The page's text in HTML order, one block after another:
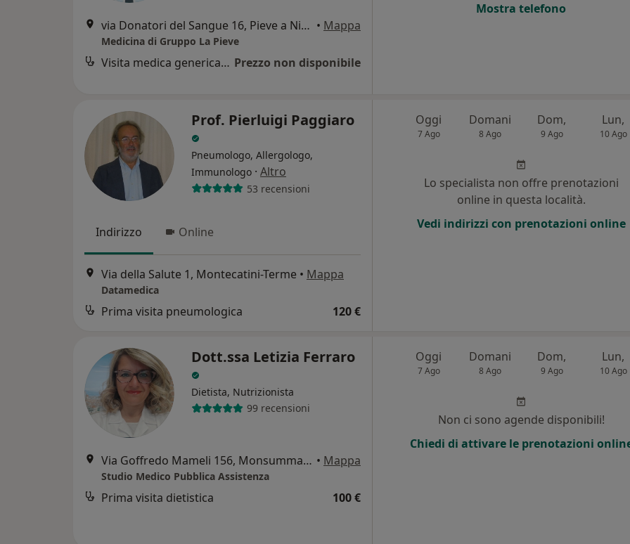
via Donatori del Sangue 16, Pieve a Nievole • Mappa
Medicina di Gruppo La Pieve
Visita medica generica in CONVENZIONE Prezzo non disponibile
Mostra telefono
Prof. Pierluigi Paggiaro
Pneumologo, Allergologo,
Immunologo · Altro
53 recensioni
Indirizzo Online
Via della Salute 1, Montecatini-Terme • Mappa
Datamedica
Prima visita pneumologica 120 €
Oggi
7 Ago
Domani
8 Ago
Dom,
9 Ago
Lun,
10 Ago
Lo specialista non offre prenotazioni
online in questa località.
Vedi indirizzi con prenotazioni online
Dott.ssa Letizia Ferraro
Dietista, Nutrizionista
99 recensioni
Via Goffredo Mameli 156, Monsummano Terme • Mappa
Studio Medico Pubblica Assistenza
Prima visita dietistica 100 €
Oggi
7 Ago
Domani
8 Ago
Dom,
9 Ago
Lun,
10 Ago
Non ci sono agende disponibili!
Chiedi di attivare le prenotazioni